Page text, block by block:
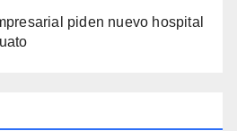
piden nuevo hospital